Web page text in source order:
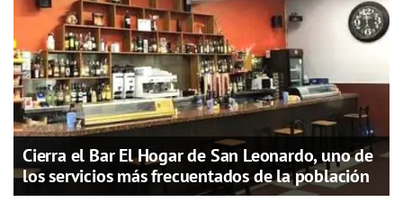
Cierra el Bar El Hogar de San Leonardo, uno de
los servicios más frecuentados de la población